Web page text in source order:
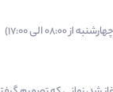
الی 17:00)